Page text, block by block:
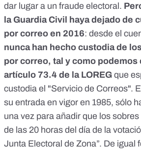
dar lugar a un fraude electoral.
la Guardia Civil haya dejado de
por correo en 2016: desde el
nunca han hecho custodia de
por correo, tal y como podemos
artículo 73.4 de la LOREG que
custodia el "Servicio de Correos".
su entrada en vigor en 1985, sólo
una vez para añadir que los
de las 20 horas del día de la
Junta Electoral de Zona”. De igual